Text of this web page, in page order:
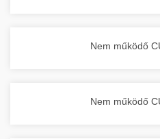
Nem működő
Nem működő